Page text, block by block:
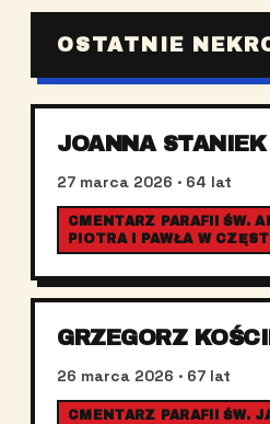
OSTATNIE
JOANNA STANIEK
27 marca 2026 · 64 lat
CMENTARZ PARAFII ŚW.
PIOTRA I PAWŁA W
GRZEGORZ
26 marca 2026 · 67 lat
CMENTARZ PARAFII ŚW.